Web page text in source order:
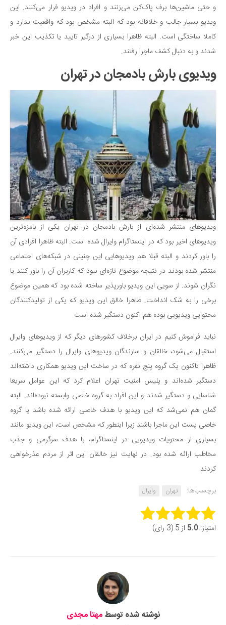
بیماری و درمان
کودک و مادر
ورزش و تندرستی
روانشناسی
مراکز پزشکی و دارویی
فرهنگ و هنر
سینما و تئاتر
تلویزیون
موسیقی
چهره‌ها
عکاسی و هنرهای تجسمی
کتاب و کتاب‌خوانی
تاریخ
معماری
علمی
فناوری‌ها
نجوم و هوا فضا
زمین و محیط زیست
خودرو
سرگرمی
دانستنی‌ها
بازی
طنز
فال
مسابقه
اخبار
و حتی ماشین‌ها برف‌ پاک‌کن می‌زنند و افراد در ویدیو فرار می‌کنند. این
ویدیو بسیار جالب و خلاقانه بود که البته مشخص بود که واقعیت ندارد و
کاملا ساختگی است. البته ظاهرا بسیاری از درگیر تایید یا تکذیب این خبر
شدند و به دنبال کشف ماجرا رفتند.
ویدیوی بارش بادمجان در تهران
ویدیوهای منتشر شده‌ای از بارش بادمجان در تهران یکی از بامزه‌ترین
ویدیو‌های اخیر بود که در اینستاگرام وایرال شده است. البته ظاهرا افرادی آن
را باور کردند و البته قبلا هم ویدیوهایی این چنینی در شبکه‌های اجتماعی
منتشر شده بودند در نتیجه موضوع تازه‌ای نبود که کاربران آن را باور کنند یا
نگران شوند. از سویی این ویدیو باورپذیر ساخته شده بود که همین موضوع
برخی را به شک انداخت. ظاهرا خالق این ویدیو که یکی از تولیدکنندگان
محتوایی ویدیویی بوده هم اکنون دستگیر شده است.
نباید فراموش کنیم در ایران برخلاف کشورهای دیگر که از ویدیوهای وایرال
استقبال می‌شود، خالقان و سازندگان ویدیوهای وایرال را دستگیر می‌کنند.
ظاهرا تاکنون یک گروه پنج نفره که در ساخت این ویدیو همکاری داشته‌اند
دستگیر شده‌اند و پلیس امنیت تهران اعلام کرد که این عوامل سریعا
شناسایی و دستگیر شدند و این افراد به گروه خاصی وابسته نبوده‌اند. البته
گمان هم نمی‌شد که این ویدیو با هدف خاصی ارائه شده باشد یا گروه
خاصی پست این ماجرا باشند زیرا اینطور که مشخص است، این ویدیو مانند
بسیاری از محتویات ویدیویی در اینستاگرام، با هدف سرگرمی و جذب
مخاطب ارائه شده بود. در نهایت نیز خالقان این اثر از مردم عذرخواهی
کردند.
برچسب‌ها:
تهران وایرال
Rate this item:
امتیاز: 5.0 از 5 (3 رای)
نوشته شده توسطمهتا مجدی